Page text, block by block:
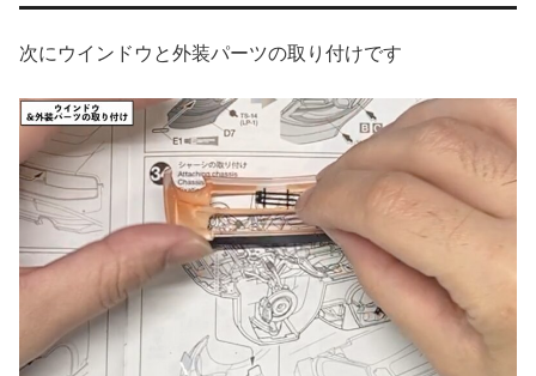
次にウインドウと外装パーツの取り付けです